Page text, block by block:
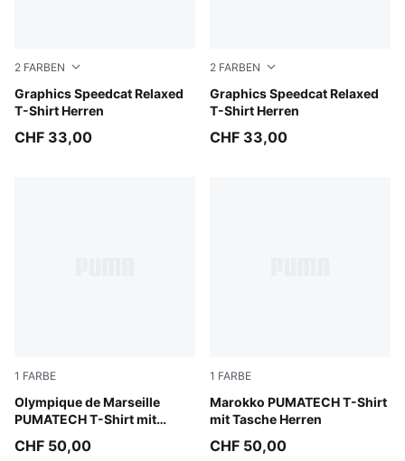
2 FARBEN
Graphics Speedcat Relaxed
T-Shirt Herren
Inky Depths
CHF 33,00
2 FARBEN
Graphics Speedcat Relaxed
T-Shirt Herren
Puma Black
CHF 33,00
1 FARBE
Olympique de Marseille
PUMATECH T-Shirt mit
PUMA Black-Vibrant Blue
CHF 50,00
1 FARBE
Marokko PUMATECH T-Shirt
mit Tasche Herren
Dark Crimson-Victory Gold
CHF 50,00